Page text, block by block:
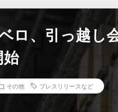
ロ、引っ越し
始
その他 プレスリリースなど